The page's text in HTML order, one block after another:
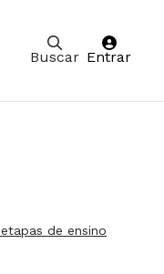
Buscar Entrar
de ensino